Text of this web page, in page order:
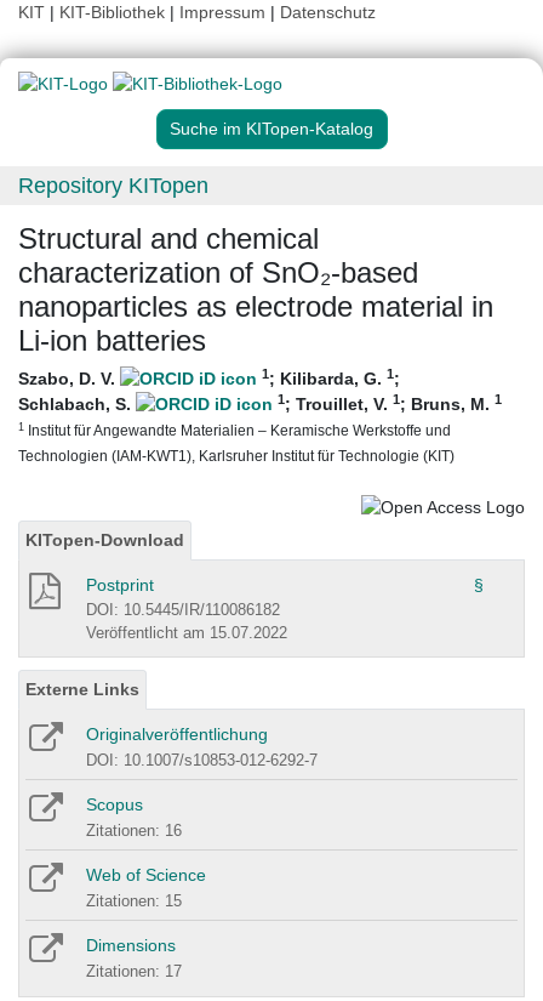
KIT | KIT-Bibliothek | Impressum | Datenschutz
Suche im KITopen-Katalog
Repository KITopen
Structural and chemical
characterization of SnO₂-based
nanoparticles as electrode material in
Li-ion batteries
Szabo, D. V. 1; Kilibarda, G. 1;
Schlabach, S.
1; Trouillet, V. 1; Bruns, M. 1
1 Institut für Angewandte Materialien – Keramische Werkstoffe und
Technologien (IAM-KWT1), Karlsruher Institut für Technologie (KIT)
KITopen-Download
Postprint §
DOI: 10.5445/IR/110086182
Veröffentlicht am 15.07.2022
Externe Links
Originalveröffentlichung
DOI: 10.1007/s10853-012-6292-7
Scopus
Zitationen: 16
Web of Science
Zitationen: 15
Dimensions
Zitationen: 17